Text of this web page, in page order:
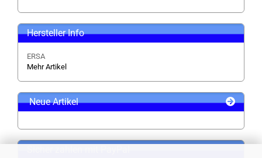
Hersteller Info
ERSA
Mehr Artikel
Neue Artikel